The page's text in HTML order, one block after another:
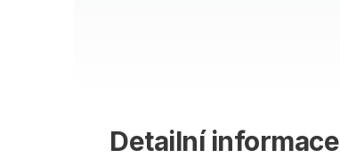
Detailní informace